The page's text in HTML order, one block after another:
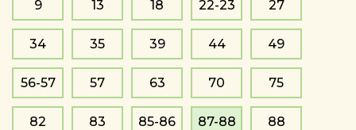
9 13 18 22-23 27
34 35 39 44 49
56-57 57 63 70 75
82 83 85-86 87-88 88